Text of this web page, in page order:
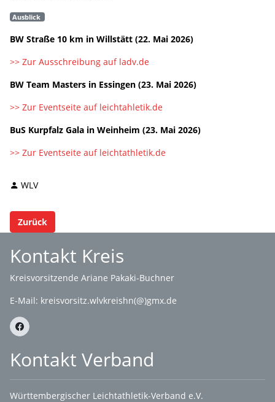
Ausblick
BW Straße 10 km in Willstätt (22. Mai 2026)
>> Zur Ausschreibung auf ladv.de
BW Team Masters in Essingen (23. Mai 2026)
>> Zur Eventseite auf leichtahletik.de
BuS Kurpfalz Gala in Weinheim (23. Mai 2026)
>> Zur Eventseite auf leichtathletik.de
WLV
Zurück
Kontakt Kreis
Kreisvorsitzende Ariane Pakaki-Buchner
E-Mail: kreisvorsitz.wlvkreishn(@)gmx.de
Kontakt Verband
Württembergischer Leichtathletik-Verband e.V.